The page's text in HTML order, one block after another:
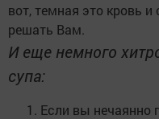
вот, темная это кровь
решать Вам.
И еще немного
супа:
Если вы нечаянно